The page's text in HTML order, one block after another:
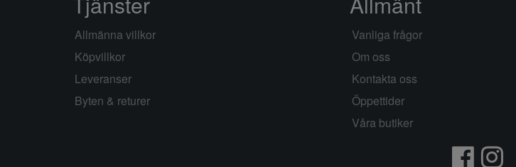
Allmänna villkor
Köpvillkor
Leveranser
Byten & returer
Vanliga frågor
Om oss
Kontakta oss
Öppettider
Våra butiker